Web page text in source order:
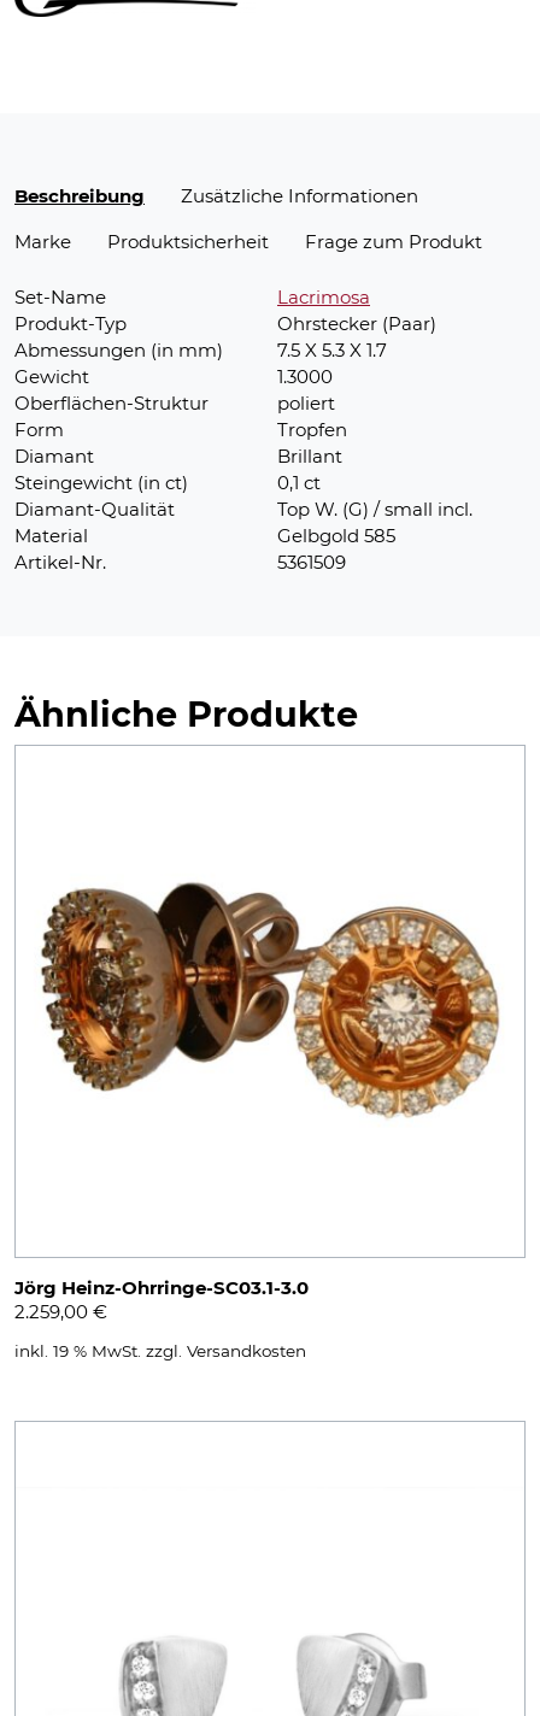
Beschreibung
Zusätzliche Informationen
Marke
Produktsicherheit Frage zum Produkt
Set-Name
Lacrimosa
Produkt-Typ
Ohrstecker (Paar)
Abmessungen (in mm)
7.5 X 5.3 X 1.7
Gewicht
1.3000
Oberflächen-Struktur
poliert
Form
Tropfen
Diamant
Brillant
Steingewicht (in ct)
0,1 ct
Diamant-Qualität
Top W. (G) / small incl.
Material
Gelbgold 585
Artikel-Nr.
5361509
Ähnliche Produkte
Jörg Heinz-Ohrringe-SC03.1-3.0
2.259,00 €
inkl. 19 % MwSt. zzgl. Versandkosten